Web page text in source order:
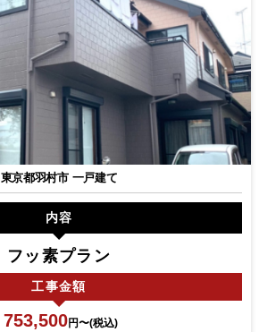
東京都羽村市 一戸建て
内容
フッ素プラン
工事金額
753,500円〜(税込)